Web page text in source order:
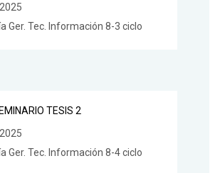
Ger. Tec. Información 8-3 ciclo
TESIS 2
Ger. Tec. Información 8-4 ciclo